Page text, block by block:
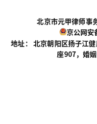
北京市元甲律师事
京公网安
地址： 北京朝阳区扬子江
座907，婚